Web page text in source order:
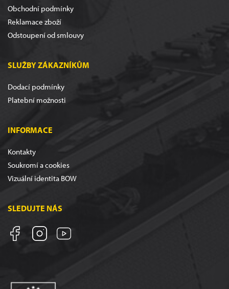
Obchodní podmínky
Reklamace zboží
Odstoupení od smlouvy
SLUŽBY ZÁKAZNÍKŮM
Dodací podmínky
Platební možnosti
INFORMACE
Kontakty
Soukromí a cookies
Vizuální identita BOW
SLEDUJTE NÁS